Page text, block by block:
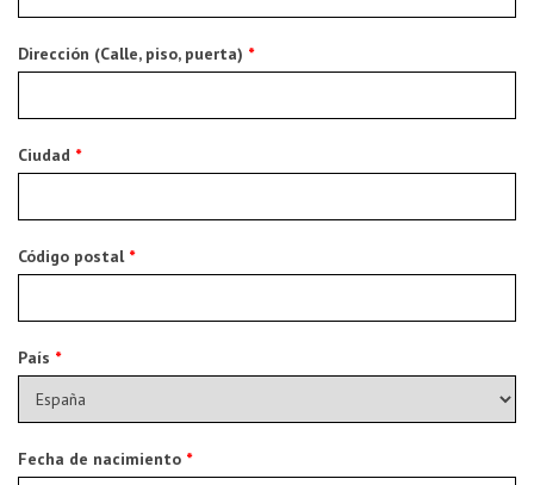
Dirección (Calle, piso, puerta) *
Ciudad *
Código postal *
País *
Fecha de nacimiento *